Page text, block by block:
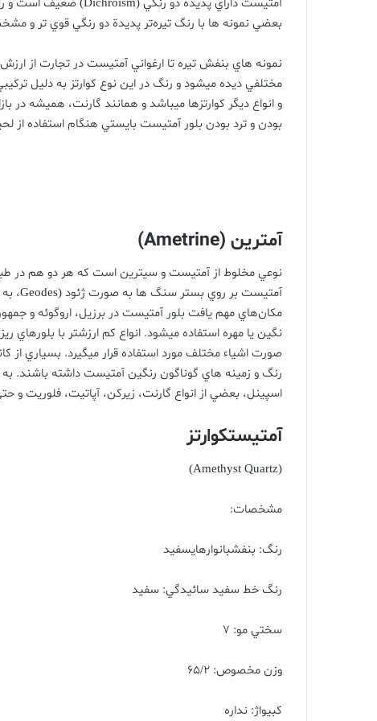
بعضي نمونه ها با رنگ تيره‌تر پديدة دو رنگي قوي تر و
نمونه هاي بنفش تيره تا ارغواني آمتيست در تجارت از
مختلفي ديده ميشود و رنگ در اين نوع کوارتز به دليل
و انواع ديگر کوارتزها ميباشد و همانند گارنت، هميشه در
بودن و ترد بودن بلور آمتيست بايستي هنگام استفاده از
آمترين (Ametrine)
نوعي مخلوط از آمتيست و سيترين است که هر دو هم در
آمتيست بر روي بستر سنگ ها به صورت ژئود(Geodes ،
مکان‌هاي مهم يافت بلور آمتيست در برزيل، اروگوئه و
نگين يا مهره استفاده ميشود. انواع کم ارزشتر با بلورهاي
صورت اشياء مختلف مورد استفاده قرار ميگيرد. بسياري از
رنگ و زمينه هاي گوناگون رنگين آمتيست داشته باشند.
اسپينل، بعضي از انواع گارنت، زيرکن، آپاتيت،
آمتيستکوارتز
(Amethyst Quartz)
مشخصات:
رنگ: بنفشبانوارهايسفيد
رنگ خط سفيد سائيدگي: سفيد
سختي مو: 7
وزن مخصوص: 65/2
کبيواژ: نداره